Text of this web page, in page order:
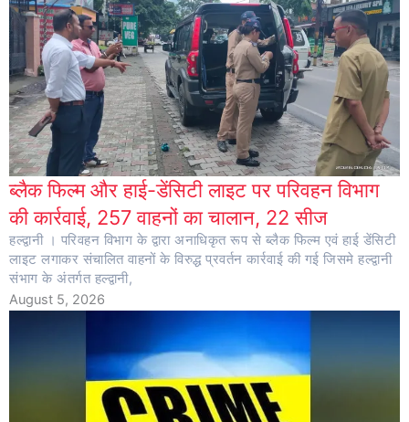
ब्लैक फिल्म और हाई-डेंसिटी लाइट पर परिवहन विभाग
की कार्रवाई, 257 वाहनों का चालान, 22 सीज
हल्द्वानी । परिवहन विभाग के द्वारा अनाधिकृत रूप से ब्लैक फिल्म एवं हाई डेंसिटी
लाइट लगाकर संचालित वाहनों के विरुद्ध प्रवर्तन कार्रवाई की गई जिसमे हल्द्वानी
संभाग के अंतर्गत हल्द्वानी,
August 5, 2026